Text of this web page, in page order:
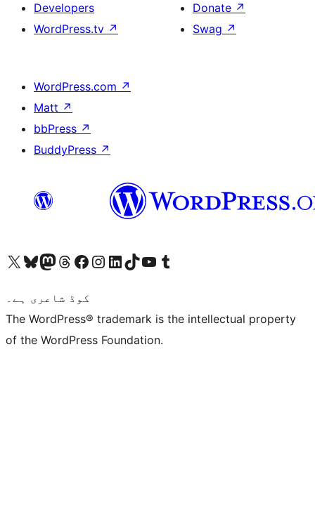
Developers
WordPress.tv ↗
Donate ↗
Swag ↗
WordPress.com ↗
Matt ↗
bbPress ↗
BuddyPress ↗
Visit our X (formerly Twitter) account
ہمارے بلیواسکائی اکاؤنٹ پر جائیں
Visit our Mastodon account
ہمارے ٹھریڈز اکاؤنٹ پر جائیں
Visit our Facebook page
Visit our Instagram account
Visit our LinkedIn account
ہمارے ٹک ٹاک اکاؤنٹ پر جائیں
Visit our YouTube channel
ہمارے ٹمبلر اکاؤنٹ پر جائیں
کوڈ شاعری ہے۔
The WordPress® trademark is the intellectual property
of the WordPress Foundation.